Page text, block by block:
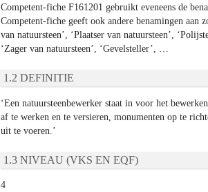
Competent-fiche F161201 gebruikt eveneens de
Competent-fiche geeft ook andere benamingen aan
van natuursteen’, ‘Plaatser van natuursteen’,
‘Zager van natuursteen’, ‘Gevelsteller’, …
DEFINITIE
‘Een natuursteenbewerker staat in voor het
af te werken en te versieren, monumenten op te
uit te voeren.’
NIVEAU (VKS EN EQF)
4